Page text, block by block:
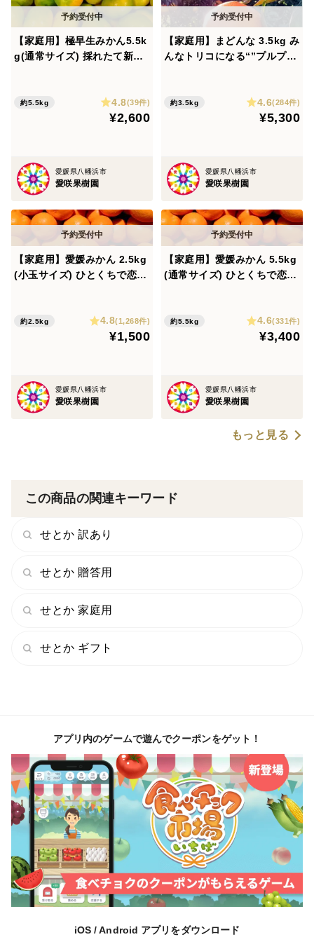
【家庭用】極早生みかん5.5k
g(通常サイズ) 採れたて新
約5.5kg 4.8(39件)
¥2,600
愛媛県八幡浜市
愛咲果樹園
【家庭用】まどんな 3.5kg み
んなトリコになる“”プルプ
約3.5kg 4.6(284件)
¥5,300
愛媛県八幡浜市
愛咲果樹園
【家庭用】愛媛みかん 2.5kg
(小玉サイズ) ひとくちで恋す
約2.5kg 4.8(1,268件)
¥1,500
愛媛県八幡浜市
愛咲果樹園
【家庭用】愛媛みかん 5.5kg
(通常サイズ) ひとくちで恋す
約5.5kg 4.6(331件)
¥3,400
愛媛県八幡浜市
愛咲果樹園
もっと見る
この商品の関連キーワード
せとか 訳あり
せとか 贈答用
せとか 家庭用
せとか ギフト
アプリ内のゲームで遊んでクーポンをゲット！
iOS / Android アプリをダウンロード